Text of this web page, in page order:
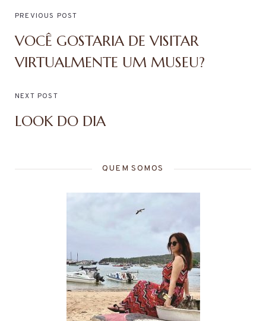
PREVIOUS POST
VOCÊ GOSTARIA DE VISITAR
VIRTUALMENTE UM MUSEU?
NEXT POST
LOOK DO DIA
QUEM SOMOS